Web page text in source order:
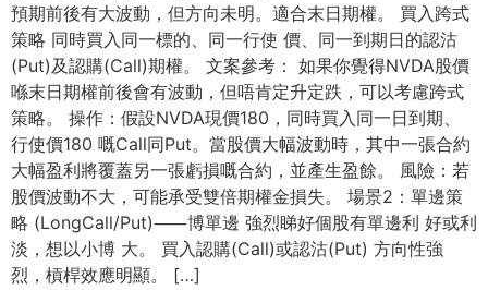
預期前後有⼤波動，但⽅向未明。適合末⽇期權。 買⼊跨式
策略 同時買⼊同⼀標的、同⼀⾏使 價、同⼀到期⽇的認沽
(Put)及認購(Call)期權。 ⽂案參考： 如果你覺得NVDA股價
喺末⽇期權前後會有波動，但唔肯定升定跌，可以考慮跨式
策略。 操作：假設NVDA現價180，同時買⼊同⼀⽇到期、
⾏使價180 嘅Call同Put。當股價⼤幅波動時，其中⼀張合約
⼤幅盈利將覆蓋另⼀張虧損嘅合約，並產⽣盈餘。 ⾵險：若
股價波動不⼤，可能承受雙倍期權⾦損失。 場景2：單邊策
略 (LongCall/Put)⸺博單邊 強烈睇好個股有單邊利 好或利
淡，想以⼩博 ⼤。 買⼊認購(Call)或認沽(Put) ⽅向性強
烈，槓桿效應明顯。 […]